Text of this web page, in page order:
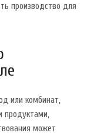
производство для
или комбинат,
продуктами,
может